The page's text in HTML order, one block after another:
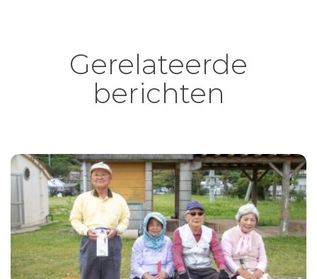
Gerelateerde
berichten